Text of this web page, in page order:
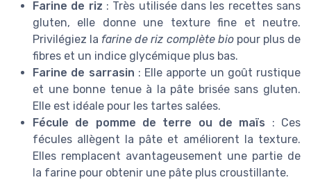
Farine de riz : Très utilisée dans les recettes sans
gluten, elle donne une texture fine et neutre.
Privilégiez la farine de riz complète biopour plus de
fibres et un indice glycémique plus bas.
Farine de sarrasin : Elle apporte un goût rustique
et une bonne tenue à la pâte brisée sans gluten.
Elle est idéale pour les tartes salées.
Fécule de pomme de terre ou de maïs : Ces
fécules allègent la pâte et améliorent la texture.
Elles remplacent avantageusement une partie de
la farine pour obtenir une pâte plus croustillante.